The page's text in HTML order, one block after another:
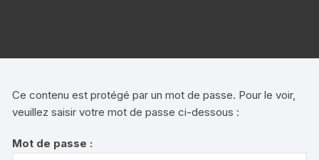
Ce contenu est protégé par un mot de passe. Pour le voir,
veuillez saisir votre mot de passe ci-dessous :
Mot de passe :